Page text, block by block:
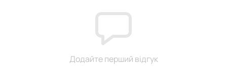
Додайте перший відгук